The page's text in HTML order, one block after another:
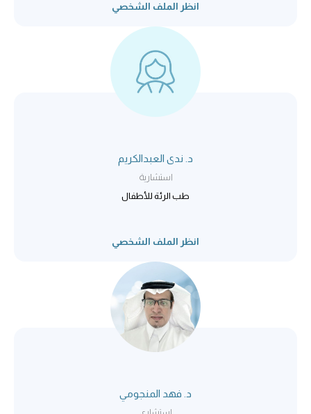
انظر الملف الشخصي
د. ندى العبدالكريم
استشارية
طب الرئة للأطفال
انظر الملف الشخصي
د. فهد المنجومي